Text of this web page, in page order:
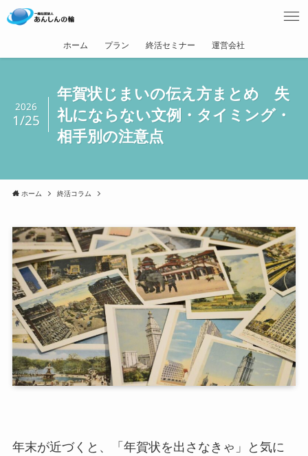
ホーム プラン 終活セミナー 運営会社
年賀状じまいの伝え方まとめ 失
礼にならない文例・タイミング・
相手別の注意点
2026
1/25
ホーム 終活コラム
年末が近づくと、「年賀状を出さなきゃ」と気に